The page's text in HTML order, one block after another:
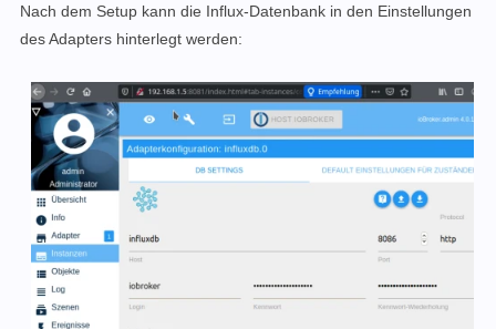
Nach dem Setup kann die Influx-Datenbank in den Einstellungen
des Adapters hinterlegt werden: